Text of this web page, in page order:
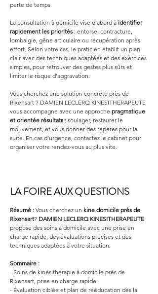
perte de temps.
La consultation à domicile vise d’abord à identifier
rapidement les priorités : entorse, contracture,
lombalgie, gêne articulaire ou récupération après
effort. Selon votre cas, le praticien établit un plan
clair avec des techniques adaptées et des exercices
simples, pour retrouver des gestes plus sûrs et
limiter le risque d’aggravation.
Vous cherchez une solution concrète près de
Rixensart ? DAMIEN LECLERQ KINESITHERAPEUTE
vous accompagne avec une approche pragmatique
et orientée résultats : soulager, restaurer le
mouvement, et vous donner des repères pour la
suite. En cas d’urgence, contactez le cabinet pour
organiser votre rendez-vous au plus vite.
LA FOIRE AUX QUESTIONS
Résumé : Vous cherchez un kine domicile près de
Rixensart? DAMIEN LECLERQ KINESITHERAPEUTE
propose des soins à domicile avec une prise en
charge rapide, des évaluations précises et des
techniques adaptées à votre situation.
Sommaire :
- Soins de kinésithérapie à domicile près de
Rixensart, prise en charge rapide
- Évaluation ciblée et plan de rééducation dès la